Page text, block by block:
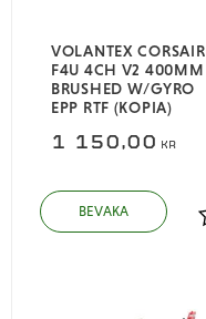
VOLANTEX CORSAIR
F4U 4CH V2 400MM
BRUSHED W/GYRO
EPP RTF (KOPIA)
1 150,00 KR